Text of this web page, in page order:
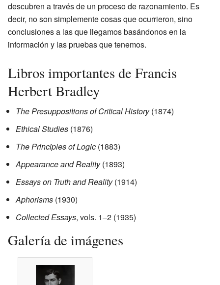
descubren a través de un proceso de razonamiento. Es
decir, no son simplemente cosas que ocurrieron, sino
conclusiones a las que llegamos basándonos en la
información y las pruebas que tenemos.
Libros importantes de Francis
Herbert Bradley
The Presuppositions of Critical History(1874)
Ethical Studies (1876)
The Principles of Logic (1883)
Appearance and Reality(1893)
Essays on Truth and Reality(1914)
Aphorisms (1930)
Collected Essays, vols. 1–2 (1935)
Galería de imágenes